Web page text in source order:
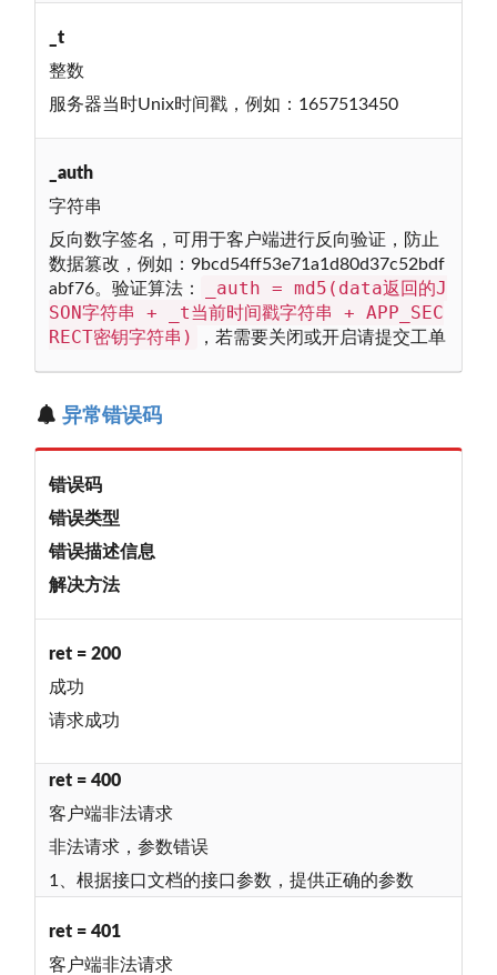
_t
整数
服务器当时Unix时间戳，例如：1657513450
_auth
字符串
反向数字签名，可用于客户端进行反向验证，防止
数据篡改，例如：9bcd54ff53e71a1d80d37c52bdf
abf76。验证算法：
_auth = md5(data返回的J
SON字符串 + _t当前时间戳字符串 + APP_SEC
RECT密钥字符串)
，若需要关闭或开启请提交工单
异常错误码
错误码
错误类型
错误描述信息
解决方法
ret = 200
成功
请求成功
ret = 400
客户端非法请求
非法请求，参数错误
1、根据接口文档的接口参数，提供正确的参数
ret = 401
客户端非法请求